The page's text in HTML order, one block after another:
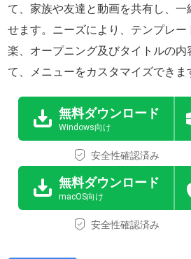
て、家族や友達と動画を共有し、
せます。ニーズにより、テンプレ
楽、オープニング及びタイトルの内
て、メニューをカスタマイズできま
無料ダウンロード
Windows向け
安全性確認済み
無料ダウンロード
macOS向け
安全性確認済み